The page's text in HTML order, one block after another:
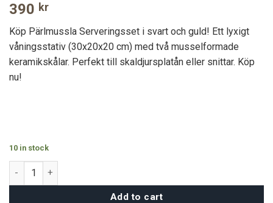
390 kr
Köp Pärlmussla Serveringsset i svart och guld! Ett lyxigt
våningsstativ (30x20x20 cm) med två musselformade
keramikskålar. Perfekt till skaldjursplatån eller snittar. Köp
nu!
10 in stock
Pärlmussla Serveringsset - Svart quantity
Add to cart